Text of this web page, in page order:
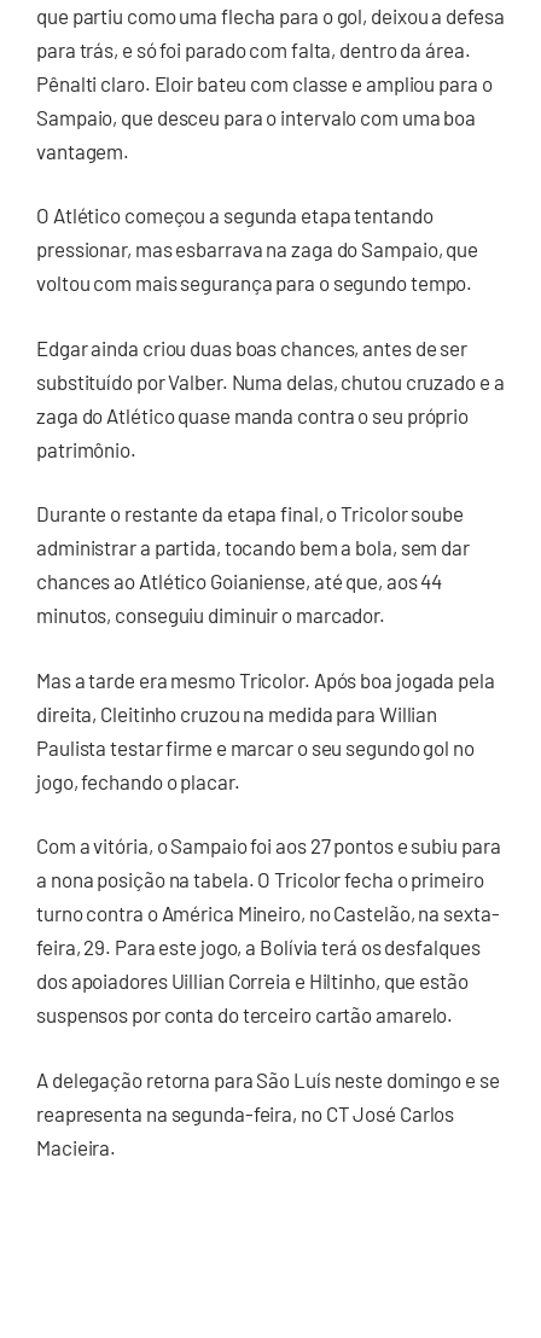
que partiu como uma flecha para o gol, deixou a defesa
para trás, e só foi parado com falta, dentro da área.
Pênalti claro. Eloir bateu com classe e ampliou para o
Sampaio, que desceu para o intervalo com uma boa
vantagem.
O Atlético começou a segunda etapa tentando
pressionar, mas esbarrava na zaga do Sampaio, que
voltou com mais segurança para o segundo tempo.
Edgar ainda criou duas boas chances, antes de ser
substituído por Valber. Numa delas, chutou cruzado e a
zaga do Atlético quase manda contra o seu próprio
patrimônio.
Durante o restante da etapa final, o Tricolor soube
administrar a partida, tocando bem a bola, sem dar
chances ao Atlético Goianiense, até que, aos 44
minutos, conseguiu diminuir o marcador.
Mas a tarde era mesmo Tricolor. Após boa jogada pela
direita, Cleitinho cruzou na medida para Willian
Paulista testar firme e marcar o seu segundo gol no
jogo, fechando o placar.
Com a vitória, o Sampaio foi aos 27 pontos e subiu para
a nona posição na tabela. O Tricolor fecha o primeiro
turno contra o América Mineiro, no Castelão, na sexta-
feira, 29. Para este jogo, a Bolívia terá os desfalques
dos apoiadores Uillian Correia e Hiltinho, que estão
suspensos por conta do terceiro cartão amarelo.
A delegação retorna para São Luís neste domingo e se
reapresenta na segunda-feira, no CT José Carlos
Macieira.